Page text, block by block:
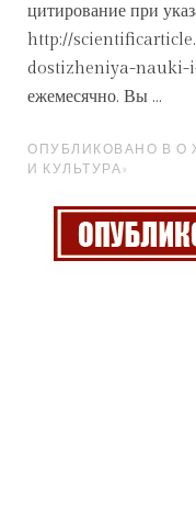
цитирование при
http://
dostizheniya-nauki-
ежемесячно. Вы ...
ОПУБЛИКОВАНО В О
И КУЛЬТУРА»